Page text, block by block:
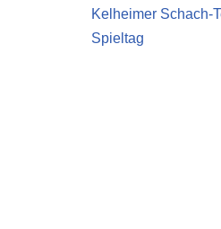
Kelheimer Schach-
Spieltag